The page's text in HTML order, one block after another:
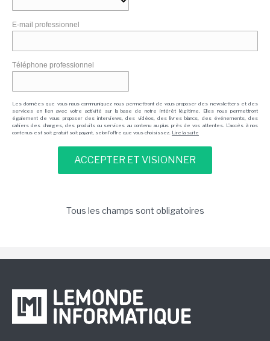
E-mail professionnel
Téléphone professionnel
Les données que vous nous communiquez nous permettront de vous proposer des newsletters et des
services en lien avec votre activité sur la base de notre intérêt légitime. Elles nous permettront
également de vous proposer des interviews, des vidéos, des livres blancs, des événements, des
cahiers des charges, des produits ou services au contenu au plus près de vos attentes. L'accès à nos
contenus est soit gratuit soit payant, selon l'offre que vous choisissez. Lire la suite
Tous les champs sont obligatoires